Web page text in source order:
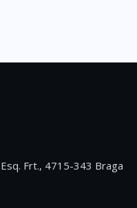
Esq. Frt., 4715-343 Braga